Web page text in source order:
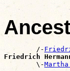
        /-
Friedrich Hermann
\-Martha